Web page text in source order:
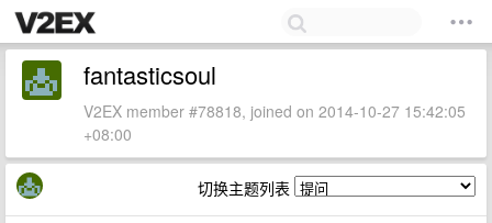
fantasticsoul
V2EX member #78818, joined on 2014-10-27 15:42:05
+08:00
切换主题列表